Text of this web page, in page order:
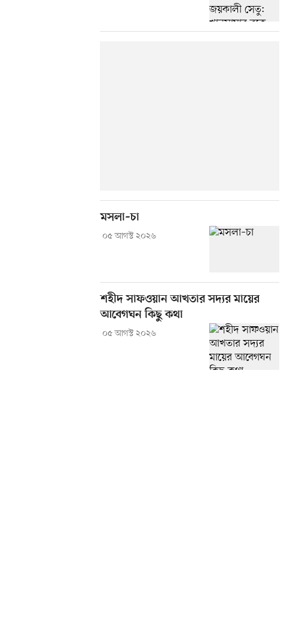
মসলা–চা
০৫ আগস্ট ২০২৬
শহীদ সাফওয়ান আখতার সদ্যর মায়ের
আবেগঘন কিছু কথা
০৫ আগস্ট ২০২৬